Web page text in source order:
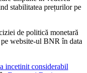
stabilitatea prețurilor pe
de politică monetară
website-ul BNR în data
incetinit considerabil